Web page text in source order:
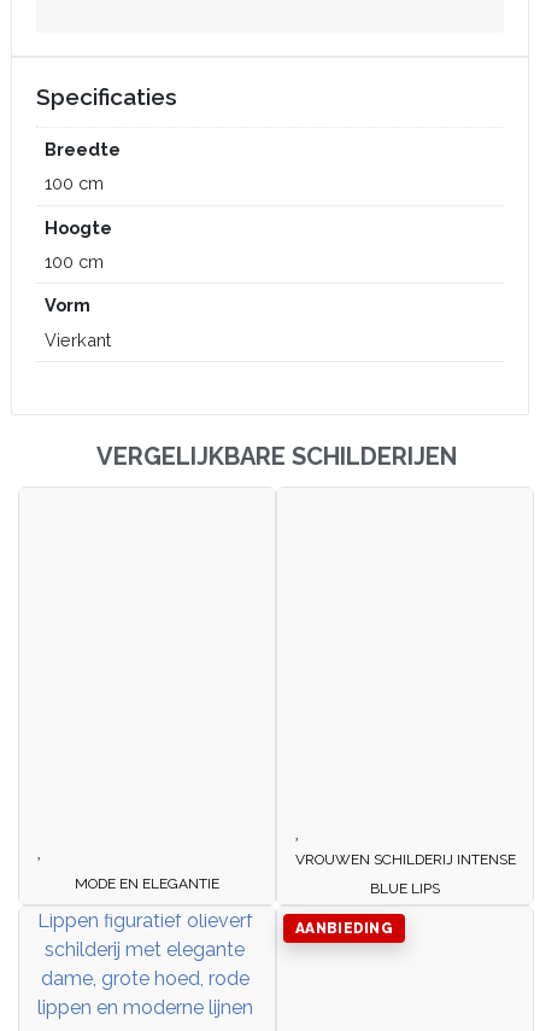
Specificaties
Breedte
100 cm
Hoogte
100 cm
Vorm
Vierkant
VERGELIJKBARE SCHILDERIJEN
MODE EN ELEGANTIE
VROUWEN SCHILDERIJ INTENSE
BLUE LIPS
AANBIEDING